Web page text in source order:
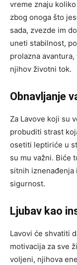
vreme znaju
zbog onoga što
sada, zvezde im
uneti stabilnost,
prolazna
njihov životni tok.
Obnavljanje
Za Lavove koji su
probuditi strast
osetiti leptiriće u
su mu važni. Biće
sitnih iznenađenja
sigurnost.
Ljubav kao
Lavovi će shvatiti
motivacija za sve
voljeni, njihova